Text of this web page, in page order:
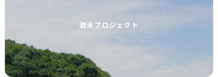
酒米プロジェクト